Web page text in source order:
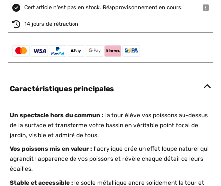
Cert article n'est pas en stock. Réapprovisonnement en cours.
14 jours de rétraction
Caractéristiques principales
Un spectacle hors du commun : la tour élève vos poissons au-dessus
de la surface et transforme votre bassin en véritable point focal de
jardin, visible et admiré de tous.
Vos poissons mis en valeur : l'acrylique crée un effet loupe naturel qui
agrandit l'apparence de vos poissons et révèle chaque détail de leurs
écailles.
Stable et accessible : le socle métallique ancre solidement la tour et